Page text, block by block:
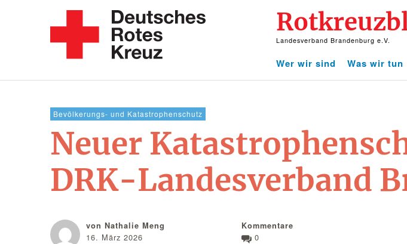
Landesverband Brandenburg e.V.
Wer wir sind
Was wir tun
Bevölkerungs- und Katastrophenschutz
Neuer
DRK-Landesverband
von Nathalie Meng
16. März 2026
Kommentare
0